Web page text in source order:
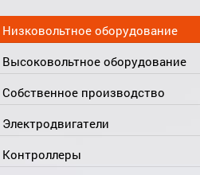
Низковольтное оборудование
Высоковольтное оборудование
Собственное производство
Электродвигатели
Контроллеры